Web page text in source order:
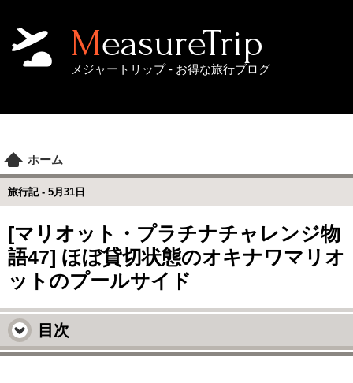
MeasureTrip
メジャートリップ - お得な旅行ブログ
ホーム
旅行記 - 5月31日
[マリオット・プラチナチャレンジ物
語47] ほぼ貸切状態のオキナワマリオ
ットのプールサイド
目次